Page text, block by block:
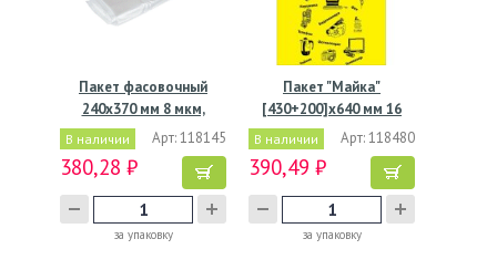
Пакет фасовочный
240х370 мм 8 мкм,
прозр.,…
В наличии Арт: 118145
380,28 ₽
за упаковку
Пакет "Майка"
[430+200]х640 мм 16
мкм, диз.…
В наличии Арт: 118480
390,49 ₽
за упаковку